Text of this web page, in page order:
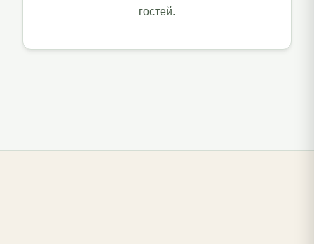
гостей.